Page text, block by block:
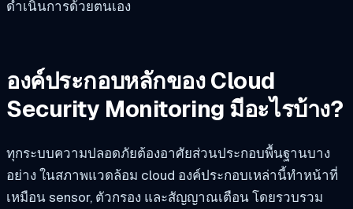
ดำเนินการด้วยตนเอง
องค์ประกอบหลักของ Cloud
Security Monitoring มีอะไรบ้าง?
ทุกระบบความปลอดภัยต้องอาศัยส่วนประกอบพื้นฐานบาง
อย่าง ในสภาพแวดล้อม cloud องค์ประกอบเหล่านี้ทำหน้าที่
เหมือน sensor, ตัวกรอง และสัญญาณเตือน โดยรวบรวม